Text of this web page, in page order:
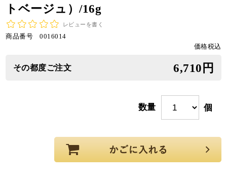
トベージュ）/16g
レビューを書く
商品番号
0016014
価格税込
その都度ご注文 6,710円
数量 個